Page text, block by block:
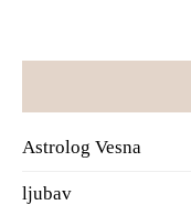
Astrolog Vesna
ljubav